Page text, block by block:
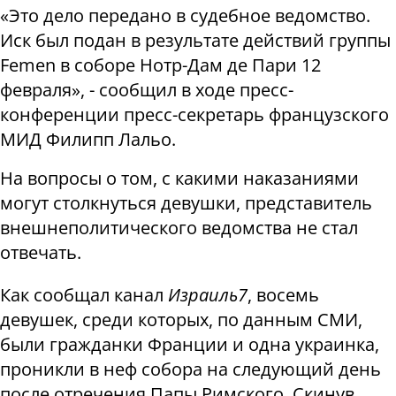
«Это дело передано в судебное ведомство.
Иск был подан в результате действий группы
Femen в соборе Нотр-Дам де Пари 12
февраля», - сообщил в ходе пресс-
конференции пресс-секретарь французского
МИД Филипп Лальо.
На вопросы о том, с какими наказаниями
могут столкнуться девушки, представитель
внешнеполитического ведомства не стал
отвечать.
Как сообщал канал Израиль7, восемь
девушек, среди которых, по данным СМИ,
были гражданки Франции и одна украинка,
проникли в неф собора на следующий день